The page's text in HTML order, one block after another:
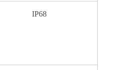
IP68